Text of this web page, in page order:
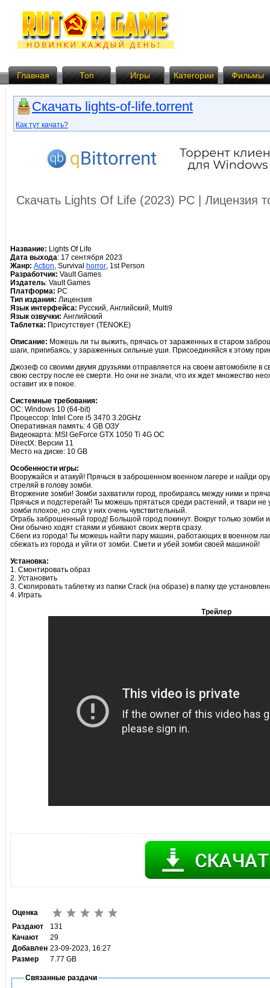
Главная Топ Игры Категории Фильмы
Скачать lights-of-life.torrent
Как тут качать?
Скачать Lights Of Life (2023) PC | Лицензия
Название: Lights Of Life
Дата выхода: 17 сентября 2023
Жанр: Action, Survival horror, 1st Person
Разработчик: Vault Games
Издатель: Vault Games
Платформа: PC
Тип издания: Лицензия
Язык интерфейса: Русский, Английский, Multi9
Язык озвучки: Английский
Таблетка: Присутствует (TENOKE)
Описание: Можешь ли ты выжить, прячась от зараженных в старом
шаги, пригибаясь; у зараженных сильные уши. Присоединяйся к этому
Джозеф со своими двумя друзьями отправляется на своем автомобиле в
свою сестру после ее смерти. Но они не знали, что их ждет множество
оставит их в покое.
Системные требования:
ОС: Windows 10 (64-bit)
Процессор: Intel Core i5 3470 3.20GHz
Оперативная память: 4 GB ОЗУ
Видеокарта: MSI GeForce GTX 1050 Ti 4G OC
DirectX: Версии 11
Место на диске: 10 GB
Особенности игры:
Вооружайся и атакуй! Прячься в заброшенном военном лагере и найди
стреляй в голову зомби.
Вторжение зомби! Зомби захватили город, пробираясь между ними и
Прячься и подстерегай! Ты можешь прятаться среди растений, и твари
зомби плохое, но слух у них очень чувствительный.
Ограбь заброшенный город! Большой город покинут. Вокруг только
Они обычно ходят стаями и убивают своих жертв сразу.
Сбеги из города! Ты можешь найти пару машин, работающих в военном
сбежать из города и уйти от зомби. Смети и убей зомби своей машиной!
Установка:
1. Смонтировать образ
2. Установить
3. Скопировать таблетку из папки Crack (на образе) в папку где
4. Играть
Трейлер
Оценка
Раздают
131
Качают
29
Добавлен 23-09-2023, 16:27
Размер
7.77 GB
Связанные раздачи